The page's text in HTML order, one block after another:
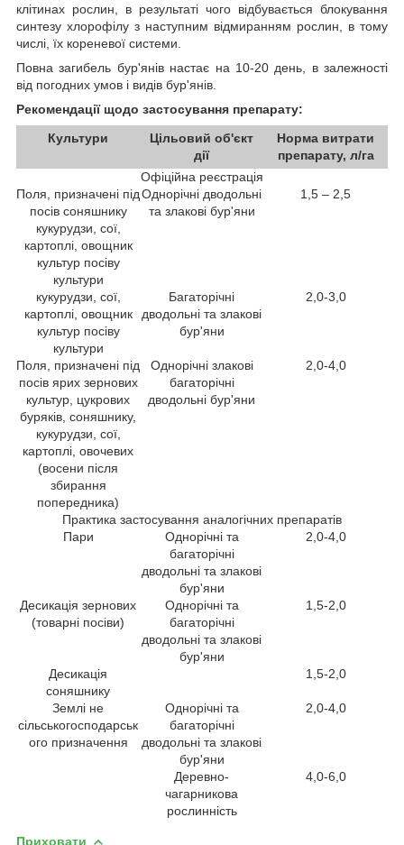
клітинах рослин, в результаті чого відбувається блокування
синтезу хлорофілу з наступним відмиранням рослин, в тому
числі, їх кореневої системи.
Повна загибель бур'янів настає на 10-20 день, в залежності
від погодних умов і видів бур'янів.
Рекомендації щодо застосування препарату:
Культури
Цільовий об'єкт
дії
Норма витрати
препарату, л/га
Офіційна реєстрація
Поля, призначені під
посів соняшнику
кукурудзи, сої,
картоплі, овощник
культур посіву
культури
Однорічні дводольні
та злакові бур'яни
1,5 – 2,5
кукурудзи, сої,
картоплі, овощник
культур посіву
культури
Багаторічні
дводольні та злакові
бур'яни
2,0-3,0
Поля, призначені під
посів ярих зернових
культур, цукрових
буряків, соняшнику,
кукурудзи, сої,
картоплі, овочевих
(восени після
збирання
попередника)
Однорічні злакові
багаторічні
дводольні бур'яни
2,0-4,0
Практика застосування аналогічних препаратів
Пари
Однорічні та
багаторічні
дводольні та злакові
бур'яни
2,0-4,0
Десикація зернових
(товарні посіви)
Однорічні та
багаторічні
дводольні та злакові
бур'яни
1,5-2,0
Десикація
соняшнику
1,5-2,0
Землі не
сільськогосподарськ
ого призначення
Однорічні та
багаторічні
дводольні та злакові
бур'яни
2,0-4,0
Деревно-
чагарникова
рослинність
4,0-6,0
Приховати